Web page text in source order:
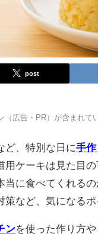
post
広告・PR）が含まれて
ど、特別な日に手
用ケーキは見た目
当に食べてくれる
策など、気になるポ
ンを使った作り方